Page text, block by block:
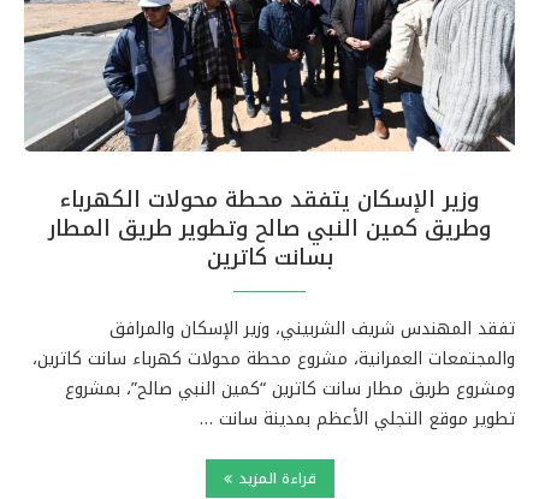
وزير الإسكان يتفقد محطة محولات الكهرباء
وطريق كمين النبي صالح وتطوير طريق المطار
بسانت كاترين
تفقد المهندس شريف الشربيني، وزير الإسكان والمرافق
والمجتمعات العمرانية، مشروع محطة محولات كهرباء سانت كاترين،
ومشروع طريق مطار سانت كاترين “كمين النبي صالح”، بمشروع
تطوير موقع التجلي الأعظم بمدينة سانت …
قراءة المزيد